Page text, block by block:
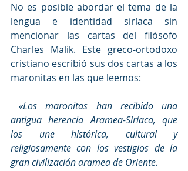
No es posible abordar el tema de la
lengua e identidad siríaca sin
mencionar las cartas del filósofo
Charles Malik. Este greco-ortodoxo
cristiano escribió sus dos cartas a los
maronitas en las que leemos:
«Los maronitas han recibido una
antigua herencia Aramea-Siríaca, que
los une histórica, cultural y
religiosamente con los vestigios de la
gran civilización aramea de Oriente.